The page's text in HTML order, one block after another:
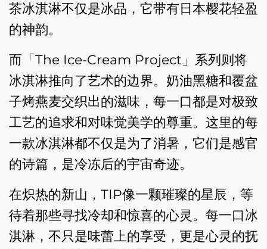
茶冰淇淋不仅是冰品，它带有日本樱花轻盈
的神韵。
而「The Ice-Cream Project」系列则将
冰淇淋推向了艺术的边界。奶油黑糖和覆盆
子烤燕麦交织出的滋味，每一口都是对极致
工艺的追求和对味觉美学的尊重。这里的每
一款冰淇淋都不仅是为了消暑，它们是感官
的诗篇，是冷冻后的宇宙奇迹。
在炽热的新山，TIP像一颗璀璨的星辰，等
待着那些寻找冷却和惊喜的心灵。每一口冰
淇淋，不只是味蕾上的享受，更是心灵的抚